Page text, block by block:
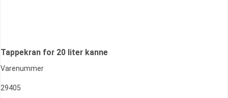
Tappekran for 20 liter kanne
Varenummer
29405